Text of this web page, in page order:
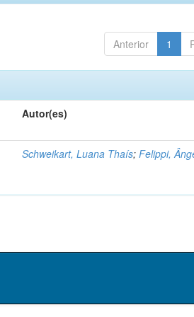
Anterior 1
Autor(es)
Schweikart, Luana Thaís;Felippi,